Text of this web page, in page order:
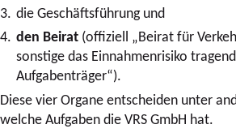
die Geschäftsführung und
den Beirat (offiziell „Beirat für
sonstige das Einnahmenrisiko
Aufgabenträger“).
Diese vier Organe entscheiden unter
welche Aufgaben die VRS GmbH hat.